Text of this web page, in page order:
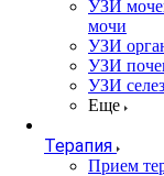
УЗИ
мочи
УЗИ
УЗИ
УЗИ
Еще
Терапия
Прием